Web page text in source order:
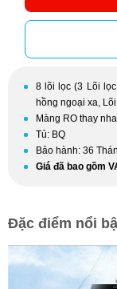
8 lõi lọc (3 Lõi
hồng ngoại xa,
Màng RO thay
Tủ: BQ
Bảo hành: 36
Giá đã bao gồm
Đặc điểm nổi